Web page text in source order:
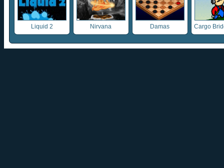
Liquid 2 Nirvana Damas Cargo